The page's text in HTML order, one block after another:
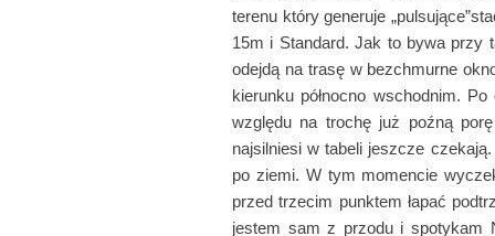
terenu który generuje
15m i Standard. Jak to bywa przy
odejdą na trasę w bezchmurne
kierunku północno wschodnim.
względu na trochę już poźną
najsilniesi w tabeli jeszcze
po ziemi. W tym momencie
przed trzecim punktem łapać
jestem sam z przodu i spotykam